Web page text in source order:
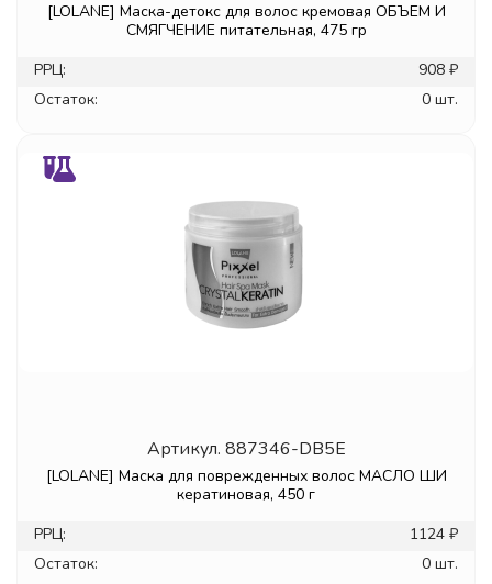
[LOLANE] Маска-детокс для волос кремовая ОБЪЕМ И
СМЯГЧЕНИЕ питательная, 475 гр
РРЦ:
908 ₽
Остаток:
0 шт.
Артикул. 887346-DB5E
[LOLANE] Маска для поврежденных волос МАСЛО ШИ
кератиновая, 450 г
РРЦ:
1124 ₽
Остаток:
0 шт.